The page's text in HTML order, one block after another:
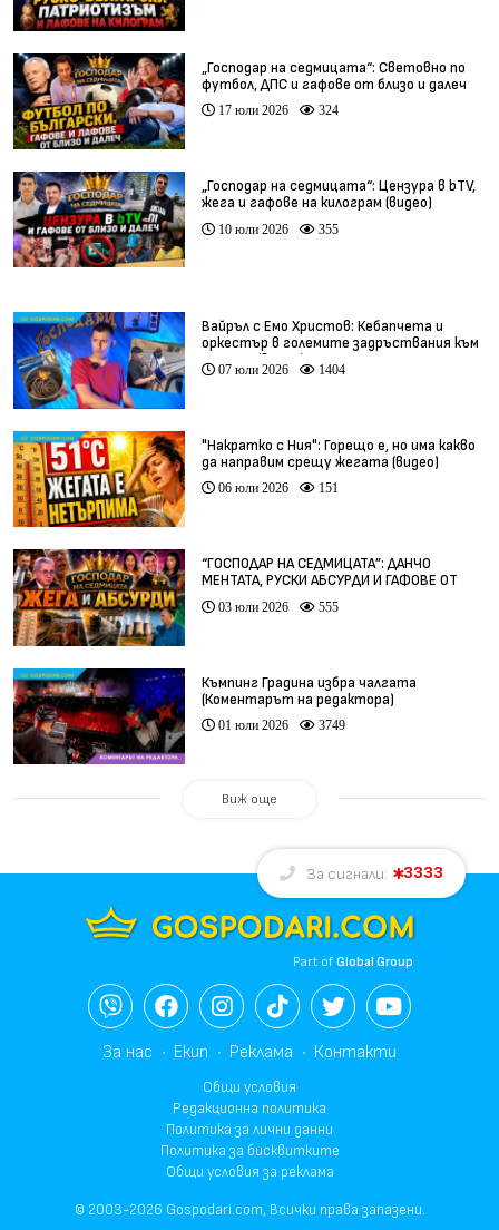
„Господар на седмицата“: Световно по
футбол, ДПС и гафове от близо и далеч
17 юли 2026 324
„Господар на седмицата“: Цензура в bTV,
жега и гафове на килограм (видео)
10 юли 2026 355
Вайръл с Емо Христов: Кебапчета и
оркестър в големите задръствания към
морето (видео)
07 юли 2026 1404
"Накратко с Ния": Горещо е, но има какво
да направим срещу жегата (видео)
06 юли 2026 151
“ГОСПОДАР НА СЕДМИЦАТА”: ДАНЧО
МЕНТАТА, РУСКИ АБСУРДИ И ГАФОВЕ ОТ
ЦЯЛ СВЯТ
03 юли 2026 555
Къмпинг Градина избра чалгата
(Коментарът на редактора)
01 юли 2026 3749
Виж още
За сигнали: 3333
Part ofGlobal Group
За нас Екип Реклама Контакти
Общи условия
Редакционна политика
Политика за лични данни
Политика за бисквитките
Общи условия за реклама
© 2003-2026 Gospodari.com, Всички права запазени.